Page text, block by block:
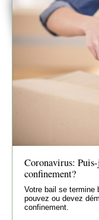
Coronavirus:
confinement?
Votre bail se termine
pouvez ou devez
confinement.